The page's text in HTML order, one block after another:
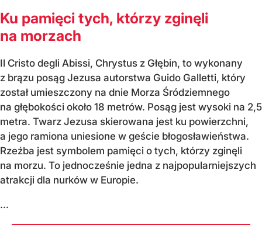
Ku pamięci tych, którzy zginęli
na morzach
Il Cristo degli Abissi, Chrystus z Głębin, to wykonany
z brązu posąg Jezusa autorstwa Guido Galletti, który
został umieszczony na dnie Morza Śródziemnego
na głębokości około 18 metrów. Posąg jest wysoki na 2,5
metra. Twarz Jezusa skierowana jest ku powierzchni,
a jego ramiona uniesione w geście błogosławieństwa.
Rzeźba jest symbolem pamięci o tych, którzy zginęli
na morzu. To jednocześnie jedna z najpopularniejszych
atrakcji dla nurków w Europie.
...